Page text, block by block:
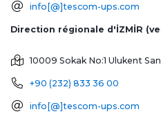
info[@]tescom-ups.com
Direction régionale d'İZMİR
10009 Sokak No:1 Ulukent
+90 (232) 833 36 00
info[@]tescom-ups.com